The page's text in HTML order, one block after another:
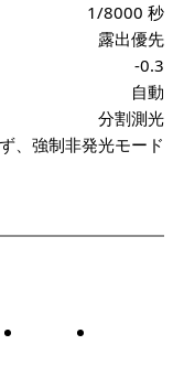
1/8000 秒
露出優先
-0.3
自動
分割測光
、強制非発光モード